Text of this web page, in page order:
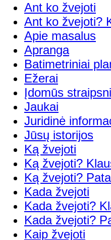
Ant ko žvejoti
Ant ko žvejoti?
Apie masalus
Apranga
Batimetriniai
Ežerai
Įdomūs
Jaukai
Juridinė
Jūsų istorijos
Ką žvejoti
Ką žvejoti?
Ką žvejoti?
Kada žvejoti
Kada žvejoti?
Kada žvejoti?
Kaip žvejoti